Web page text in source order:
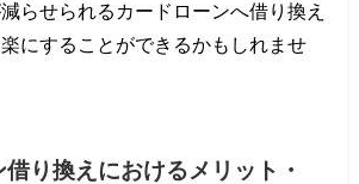
らせられるカードローンへ借り換え
にすることができるかもしれませ
り換えにおけるメリット・